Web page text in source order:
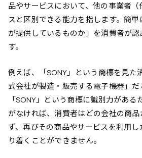
品やサービスにおいて、他の事業者
スと区別できる能力を指します。簡
が提供しているものか」を消費者が
す。
例えば、「SONY」という商標を見た
式会社が製造・販売する電子機器」
「SONY」という商標に識別力があ
がなければ、消費者はどの会社の商
ず、再びその商品やサービスを利用
り着くことができません。